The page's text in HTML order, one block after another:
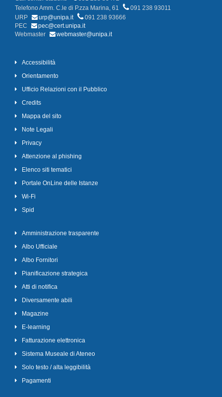
Telefono Amm. C.le di P.zza Marina, 61
091 238 93011
URP
urp@unipa.it
091 238 93666
PEC
pec@cert.unipa.it
Webmaster
webmaster@unipa.it
Accessibilità
Orientamento
Ufficio Relazioni con il Pubblico
Credits
Mappa del sito
Note Legali
Privacy
Attenzione al phishing
Elenco siti tematici
Portale OnLine delle Istanze
Wi-Fi
Spid
Amministrazione trasparente
Albo Ufficiale
Albo Fornitori
Pianificazione strategica
Atti di notifica
Diversamente abili
Magazine
E-learning
Fatturazione elettronica
Sistema Museale di Ateneo
Solo testo / alta leggibilità
Pagamenti